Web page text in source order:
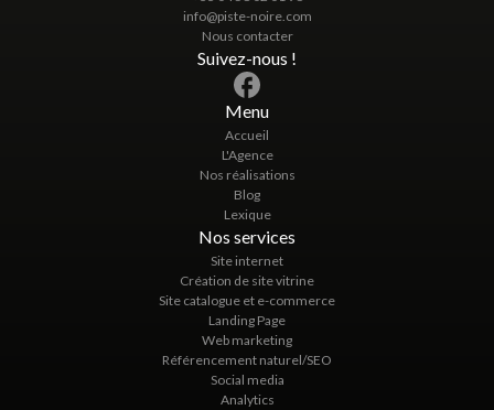
info@piste-noire.com
Nous contacter
Suivez-nous !
Menu
Accueil
L'Agence
Nos réalisations
Blog
Lexique
Nos services
Site internet
Création de site vitrine
Site catalogue et e-commerce
Landing Page
Web marketing
Référencement naturel/SEO
Social media
Analytics